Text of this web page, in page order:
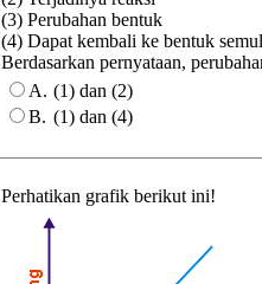
(3) Perubahan bentuk
(4) Dapat kembali ke bentuk
Berdasarkan pernyataan,
A. (1) dan (2)
B. (1) dan (4)
Perhatikan grafik berikut ini!